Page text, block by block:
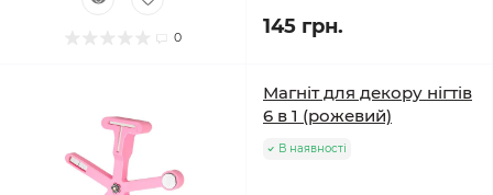
0 145 грн.
Магніт для декору нігтів
6 в 1 (рожевий)
В наявності